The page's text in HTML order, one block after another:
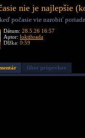
nie je najlepšie
počasie vie narobiť
Dátum: 28.5.26 16:57
Autor: loktibrada
Dĺžka: 0:59
filter príspevkov